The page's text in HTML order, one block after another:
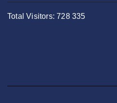
Total Visitors:728 335